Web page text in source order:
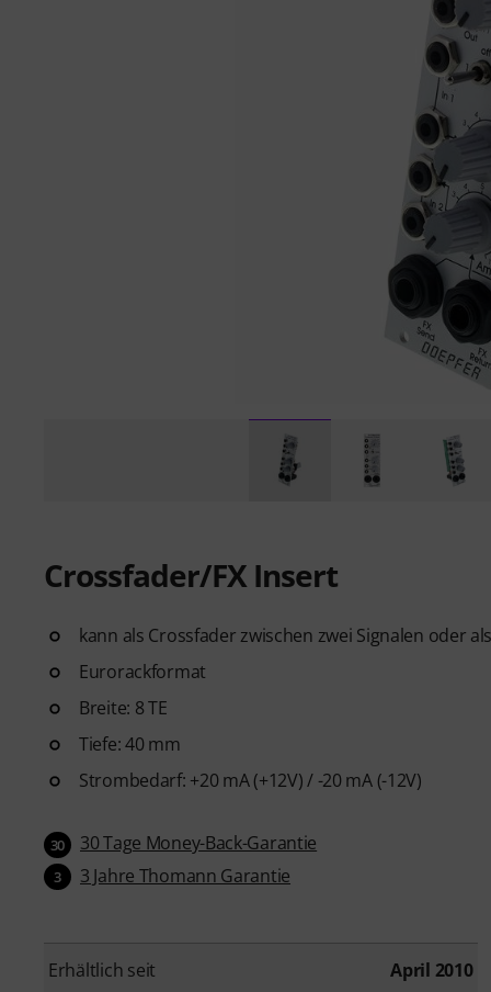
Crossfader/FX Insert
kann als Crossfader zwischen zwei Signalen oder
Eurorackformat
Breite: 8 TE
Tiefe: 40 mm
Strombedarf: +20 mA (+12V) / -20 mA (-12V)
30 30 Tage Money-Back-Garantie
3 3 Jahre Thomann Garantie
Erhältlich seit April 2010